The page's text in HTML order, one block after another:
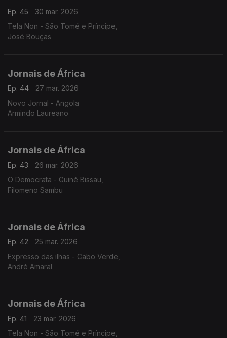
Ep. 45
30 mar. 2026
Tela Non - São Tomé e Príncipe,
José Bouças
Jornais de África
Ep. 44
27 mar. 2026
Novo Jornal - Angola
Armindo Laureano
Jornais de África
Ep. 43
26 mar. 2026
O Democrata - Guiné Bissau,
Filomeno Sambu
Jornais de África
Ep. 42
25 mar. 2026
Expresso das ilhas - Cabo Verde,
André Amaral
Jornais de África
Ep. 41
23 mar. 2026
Tela Non - São Tomé e Príncipe,